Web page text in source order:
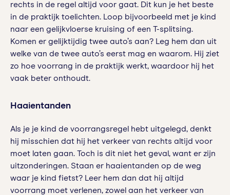
rechts in de regel altijd voor gaat. Dit kun je het beste
in de praktijk toelichten. Loop bijvoorbeeld met je kind
naar een gelijkvloerse kruising of een T-splitsing.
Komen er gelijktijdig twee auto’s aan? Leg hem dan uit
welke van de twee auto’s eerst mag en waarom. Hij ziet
zo hoe voorrang in de praktijk werkt, waardoor hij het
vaak beter onthoudt.
Haaientanden
Als je je kind de voorrangsregel hebt uitgelegd, denkt
hij misschien dat hij het verkeer van rechts altijd voor
moet laten gaan. Toch is dit niet het geval, want er zijn
uitzonderingen. Staan er haaientanden op de weg
waar je kind fietst? Leer hem dan dat hij altijd
voorrang moet verlenen, zowel aan het verkeer van